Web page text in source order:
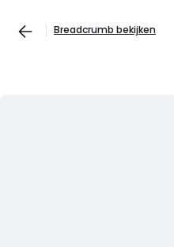
Breadcrumb bekijken